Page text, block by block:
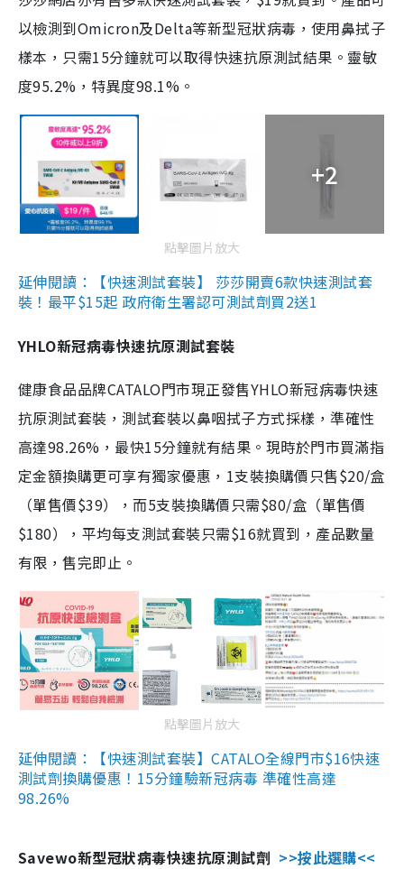
以檢測到Omicron及Delta等新型冠狀病毒，使用鼻拭子
樣本，只需15分鐘就可以取得快速抗原測試結果。靈敏
度95.2%，特異度98.1%。
+2
點擊圖片放大
延伸閱讀：【快速測試套裝】 莎莎開賣6款快速測試套
裝！最平$15起 政府衛生署認可測試劑買2送1
YHLO新冠病毒快速抗原測試套裝
健康食品品牌CATALO門市現正發售YHLO新冠病毒快速
抗原測試套裝，測試套裝以鼻咽拭子方式採樣，準確性
高達98.26%，最快15分鐘就有結果。現時於門市買滿指
定金額換購更可享有獨家優惠，1支裝換購價只售$20/盒
（單售價$39），而5支裝換購價只需$80/盒（單售價
$180），平均每支測試套裝只需$16就買到，產品數量
有限，售完即止。
點擊圖片放大
延伸閱讀：【快速測試套裝】CATALO全線門市$16快速
測試劑換購優惠！15分鐘驗新冠病毒 準確性高達
98.26%
Savewo新型冠狀病毒快速抗原測試劑 >>按此選購<<